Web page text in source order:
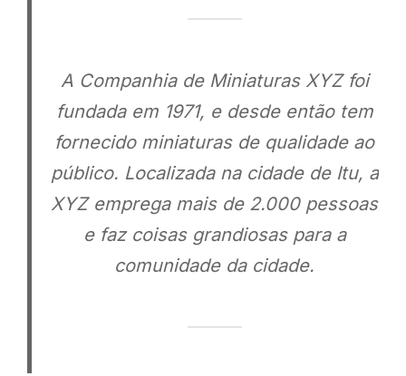
A Companhia de Miniaturas XYZ foi
fundada em 1971, e desde então tem
fornecido miniaturas de qualidade ao
público. Localizada na cidade de Itu, a
XYZ emprega mais de 2.000 pessoas
e faz coisas grandiosas para a
comunidade da cidade.